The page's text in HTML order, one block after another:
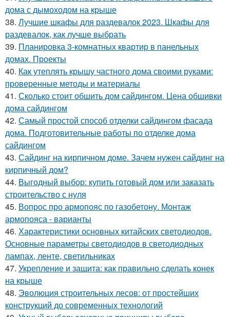
дома с дымоходом на крыше
38. Лучшие шкафы для раздевалок 2023. Шкафы для
раздевалок, как лучше выбрать
39. Планировка 3-комнатных квартир в панельных
домах. Проекты
40. Как утеплять крышу частного дома своими руками:
проверенные методы и материалы
41. Сколько стоит обшить дом сайдингом. Цена обшивки
дома сайдингом
42. Самый простой способ отделки сайдингом фасада
дома. Подготовительные работы по отделке дома
сайдингом
43. Сайдинг на кирпичном доме. Зачем нужен сайдинг на
кирпичный дом?
44. Выгодный выбор: купить готовый дом или заказать
строительство с нуля
45. Вопрос про армопояс по газобетону. Монтаж
армопояса - варианты
46. Характеристики основных китайских светодиодов.
Основные параметры светодиодов в светодиодных
лампах, ленте, светильниках
47. Укрепление и защита: как правильно сделать конек
на крыше
48. Эволюция строительных лесов: от простейших
конструкций до современных технологий